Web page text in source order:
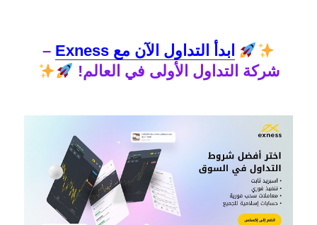
ابدأ التداول الآن مع Exness
–
شركة التداول الأولى في العالم!